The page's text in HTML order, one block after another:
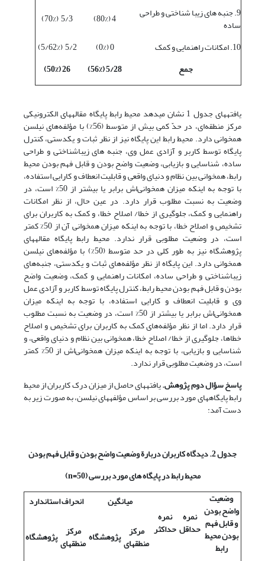
9. جنبه های زیبا شناختی و طراحی
ساده 4 (80%)
5/3 (70%)
10. امکانات راهنمایی و کمک
0 (0%)
5/2 (5/62%)
جمع
5/28 (56%)
26 (50%)
یافته‏های جدول 1 نشان می‎دهد محیط رابط پایگاه مقاله‎های الکترونیکی
مرکز منطقه‌ای، در حدّ کمی بیش از متوسط (56%) با مؤلفه‌های نیلسن
همخوانی دارد. محیط رابط این پایگاه نیز از نظر ثبات و یکدستی، کنترل
پایگاه توسط کاربر و آزادی عمل وی، جنبه های زیباشناختی و طراحی
ساده، شناسایی و بازیابی، وضعیت واضح بودن و قابل فهم بودن محیط
رابط، همخوانی بین نظام و دنیای واقعی و قابلیت انعطاف و کارایی استفاده،
با توجه به اینکه میزان همخوانی‌اش برابر یا بیشتر از 50% است، در
وضعیت به نسبت مطلوب قرار دارد. در عین حال، از نظر امکانات
راهنمایی و کمک، جلوگیری از خطا/ اصلاح خطا، و کمک به کاربران برای
تشخیص و اصلاح خطا، با توجه به اینکه میزان همخوانی آن از 50% کمتر
است، در وضعیت مطلوبی قرار ندارد. محیط رابط پایگاه مقاله‎های
پژوهشگاه نیز به طور کلی در حد متوسط (50%) با مؤلفه‌های نیلسن
همخوانی دارد. این پایگاه از نظر مؤلفه‌های ثبات و یکدستی، جنبه‌های
زیباشناختی و طراحی ساده، امکانات راهنمایی و کمک، وضعیت واضح
بودن و قابل فهم بودن محیط رابط، کنترل پایگاه توسط کاربر و آزادی عمل
وی و قابلیت انعطاف و کارایی استفاده، با توجه به اینکه میزان
همخوانی‌اش برابر یا بیشتر از 50% است، در وضعیت به نسبت مطلوب
قرار دارد. اما از نظر مؤلفه‌های کمک به کاربران برای تشخیص و اصلاح
خطاها، جلوگیری از خطا/ اصلاح خطا، همخوانی بین نظام و دنیای واقعی، و
شناسایی و بازیابی، با توجه به اینکه میزان همخوانی‌‌اش از 50% کمتر
است، در وضعیت مطلوبی قرار ندارد.
پاسخ سؤال دوم پژوهش.
یافته‎های حاصل از میزان درک کاربران از محیط
رابط پایگاه‏های مورد بررسی بر اساس مؤلفه‎های نیلسن، به صورت زیر به
دست آمد:
جدول 2. دیدگاه کاربران دربارة وضعیت واضح بودن و قابل فهم بودن
محیط رابط در پایگاه های مورد بررسی (50=
n
)
وضعیت
واضح بودن
و قابل فهم
بودن محیط
رابط
نمره
حداقل
نمره
حداکثر
میانگین
انحراف استاندارد
مرکز
منطقه‎ای پژوهشگاه مرکز
منطقه‎ای پژوهشگاه